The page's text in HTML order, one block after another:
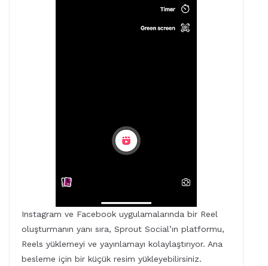
Instagram ve Facebook uygulamalarında bir Reel
oluşturmanın yanı sıra, Sprout Social’ın platformu,
Reels yüklemeyi ve yayınlamayı kolaylaştırıyor. Ana
besleme için bir küçük resim yükleyebilirsiniz.